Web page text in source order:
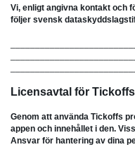
Vi, enligt angivna kontakt och
följer svensk
Licensavtal för
Genom att använda Tickoffs
appen och innehållet i den.
Ansvar för hantering av dina